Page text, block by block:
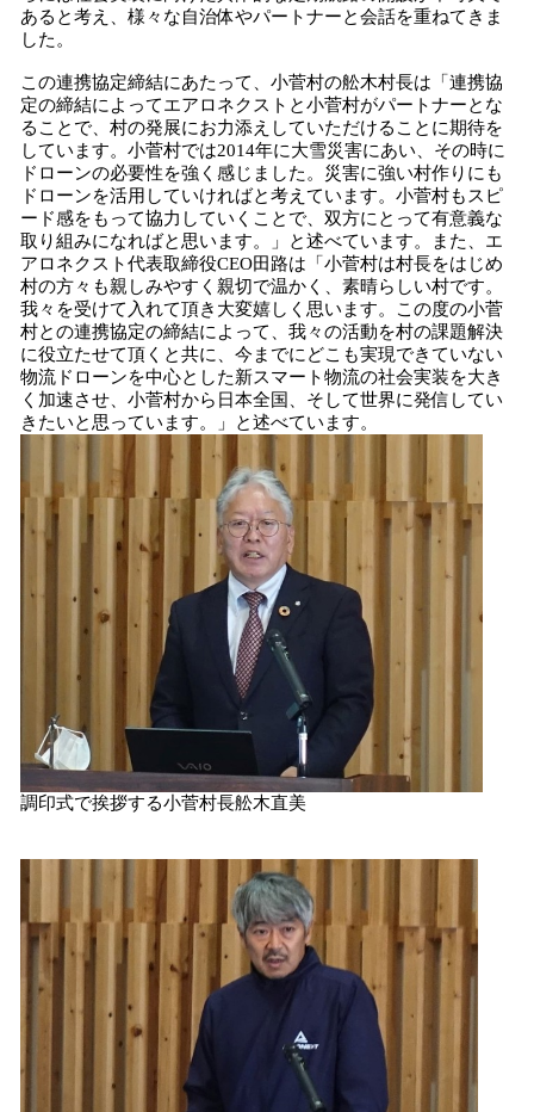
あると考え、様々な自治体やパートナーと会話を重ねてきま
した。
この連携協定締結にあたって、小菅村の舩木村長は「連携協
定の締結によってエアロネクストと小菅村がパートナーとな
ることで、村の発展にお力添えしていただけることに期待を
しています。小菅村では2014年に大雪災害にあい、その時に
ドローンの必要性を強く感じました。災害に強い村作りにも
ドローンを活用していければと考えています。小菅村もスピ
ード感をもって協力していくことで、双方にとって有意義な
取り組みになればと思います。」と述べています。また、エ
アロネクスト代表取締役CEO田路は「小菅村は村長をはじめ
村の方々も親しみやすく親切で温かく、素晴らしい村です。
我々を受けて入れて頂き大変嬉しく思います。この度の小菅
村との連携協定の締結によって、我々の活動を村の課題解決
に役立たせて頂くと共に、今までにどこも実現できていない
物流ドローンを中心とした新スマート物流の社会実装を大き
く加速させ、小菅村から日本全国、そして世界に発信してい
きたいと思っています。」と述べています。
調印式で挨拶する小菅村長舩木直美